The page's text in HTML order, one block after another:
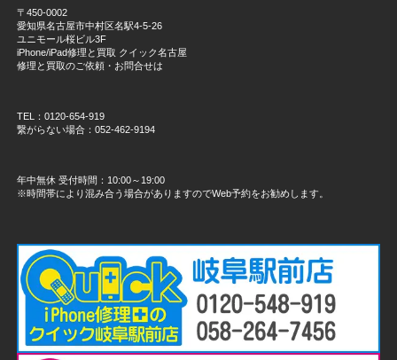
〒450-0002
愛知県名古屋市中村区名駅4-5-26
ユニモール桜ビル3F
iPhone/iPad修理と買取 クイック名古屋
修理と買取のご依頼・お問合せは
TEL：0120-654-919
繋がらない場合：052-462-9194
年中無休 受付時間：10:00～19:00
※時間帯により混み合う場合がありますのでWeb予約をお勧めします。